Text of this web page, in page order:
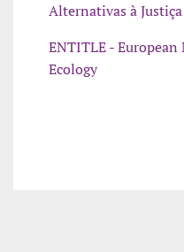
Alternativas à
ENTITLE -
Ecology